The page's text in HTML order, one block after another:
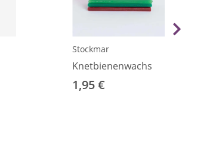
Stockmar
Knetbienenwachs
1,95 €